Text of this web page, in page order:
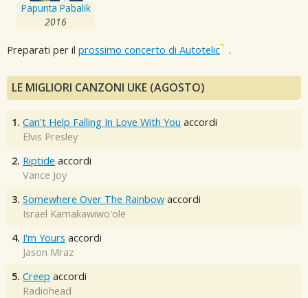
Papunta Pabalik
2016
Preparati per il prossimo concerto di Autotelic .
LE MIGLIORI CANZONI UKE (AGOSTO)
1. Can't Help Falling In Love With You accordi
Elvis Presley
2. Riptide accordi
Vance Joy
3. Somewhere Over The Rainbow accordi
Israel Kamakawiwo'ole
4. I'm Yours accordi
Jason Mraz
5. Creep accordi
Radiohead